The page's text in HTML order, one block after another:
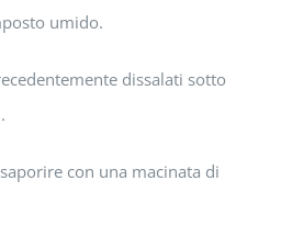
umido.
dissalati sotto
con una macinata di